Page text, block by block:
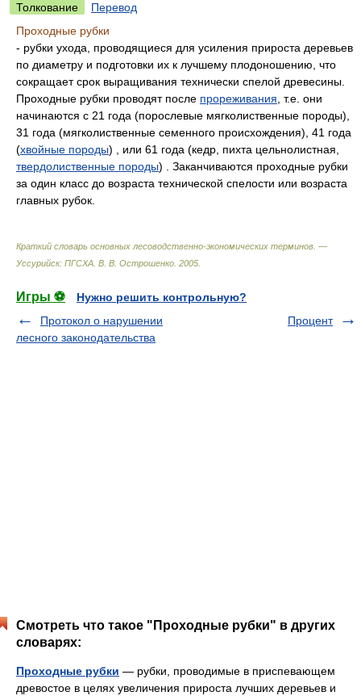
Толкование
Перевод
Проходные рубки
- рубки ухода, проводящиеся для усиления прироста деревьев
по диаметру и подготовки их к лучшему плодоношению, что
сокращает срок выращивания технически спелой древесины.
Проходные рубки проводят после прореживания , т.е. они
начинаются с 21 года (порослевые мягколиственные породы),
31 года (мягколиственные семенного происхождения), 41 года
(хвойные породы) , или 61 года (кедр, пихта цельнолистная,
твердолиственные породы) . Заканчиваются проходные рубки
за один класс до возраста технической спелости или возраста
главных рубок.
Краткий словарь основных лесоводственно-экономических терминов. —
Уссурийск: ПГСХА В. В. Острошенко 2005
Игры ⚽
Нужно решить контрольную?
Протокол о нарушении
лесного законодательства
Процент
Смотреть что такое "Проходные рубки" в других
словарях:
Проходные рубки — рубки, проводимые в приспевающем
древостое в целях увеличения прироста лучших деревьев и